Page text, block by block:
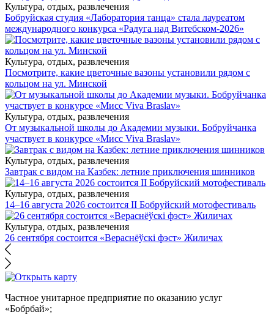
Культура, отдых, развлечения
Бобруйская студия «Лаборатория танца» стала лауреатом
международного конкурса «Радуга над Витебском-2026»
Культура, отдых, развлечения
Посмотрите, какие цветочные вазоны установили рядом с
кольцом на ул. Минской
Культура, отдых, развлечения
От музыкальной школы до Академии музыки. Бобруйчанка
участвует в конкурсе «Мисс Viva Braslav»
Культура, отдых, развлечения
Завтрак с видом на Казбек: летние приключения шинников
Культура, отдых, развлечения
14–16 августа 2026 состоится II Бобруйский мотофестиваль
Культура, отдых, развлечения
26 сентября состоится «Вераснёўскі фэст» Жиличах
Частное унитарное предприятие по оказанию услуг
«Бобрбай»;